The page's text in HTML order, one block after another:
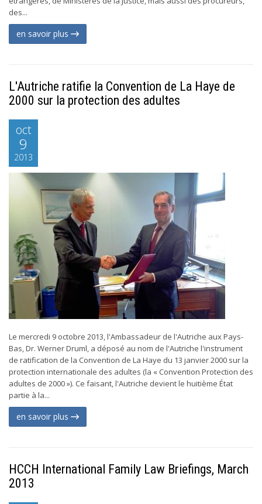
des...
en savoir plus
L'Autriche ratifie la Convention de La Haye de
2000 sur la protection des adultes
oct
9
2013
Le mercredi 9 octobre 2013, l'Ambassadeur de l'Autriche aux Pays-
Bas, Dr. Werner Druml, a déposé au nom de l'Autriche l'instrument
de ratification de la Convention de La Haye du 13 janvier 2000 sur la
protection internationale des adultes (la « Convention Protection des
adultes de 2000 »). Ce faisant, l'Autriche devient le huitième État
partie à la...
en savoir plus
HCCH International Family Law Briefings, March
2013